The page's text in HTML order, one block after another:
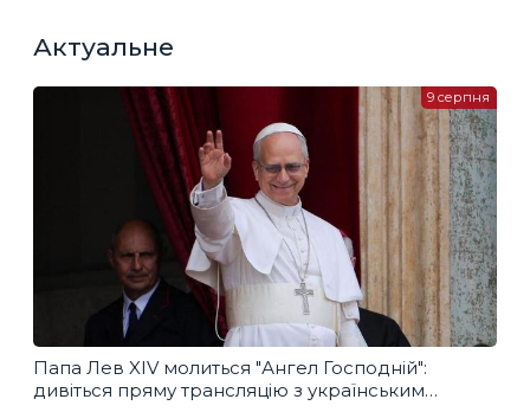
Актуальне
Папа Лев XIV молиться "Ангел Господній":
дивіться пряму трансляцію з українським
9 серпня